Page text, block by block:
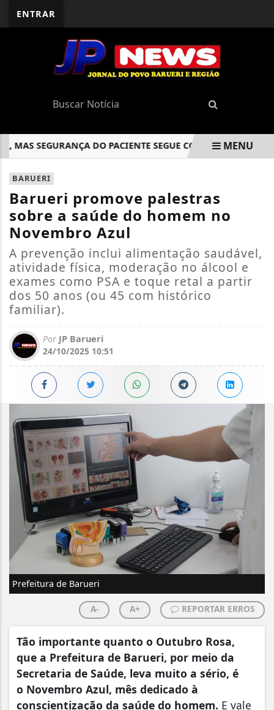
ENTRAR
SEGURANÇA DO PACIENTE SEGUE COMO PRIORIDADE
EM ALTA
MENU
BARUERI
Barueri promove palestras
sobre a saúde do homem no
Novembro Azul
A prevenção inclui alimentação saudável,
atividade física, moderação no álcool e
exames como PSA e toque retal a partir
dos 50 anos (ou 45 com histórico
familiar).
Por JP Barueri
24/10/2025 10:51
Prefeitura de Barueri
A- A+ REPORTAR ERROS
Tão importante quanto o Outubro Rosa,
que a Prefeitura de Barueri, por meio da
Secretaria de Saúde, leva muito a sério, é
o Novembro Azul, mês dedicado à
conscientização da saúde do homem. E vale